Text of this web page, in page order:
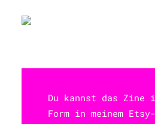
Du kannst das Zine
Form in meinem